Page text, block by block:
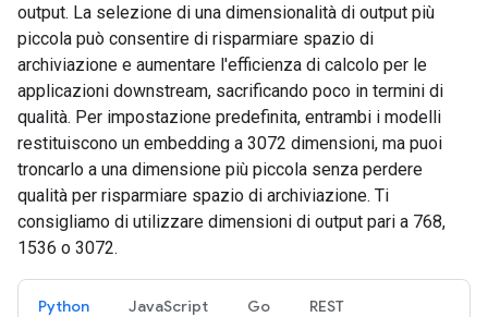
output. La selezione di una dimensionalità di output più
piccola può consentire di risparmiare spazio di
archiviazione e aumentare l'efficienza di calcolo per le
applicazioni downstream, sacrificando poco in termini di
qualità. Per impostazione predefinita, entrambi i modelli
restituiscono un embedding a 3072 dimensioni, ma puoi
troncarlo a una dimensione più piccola senza perdere
qualità per risparmiare spazio di archiviazione. Ti
consigliamo di utilizzare dimensioni di output pari a 768,
1536 o 3072.
Python JavaScript Go REST